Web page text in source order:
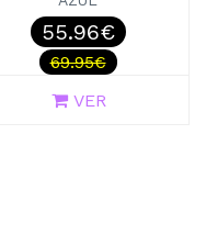
55.96€
69.95€
VER